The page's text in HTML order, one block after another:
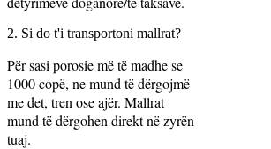
2. Si do t'i transportoni mallrat?
Për sasi porosie më të madhe se
1000 copë, ne mund të dërgojmë
me det, tren ose ajër. Mallrat
mund të dërgohen direkt në zyrën
tuaj.